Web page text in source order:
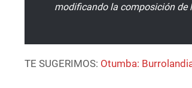
modificando la composición de
TE SUGERIMOS: Otumba: